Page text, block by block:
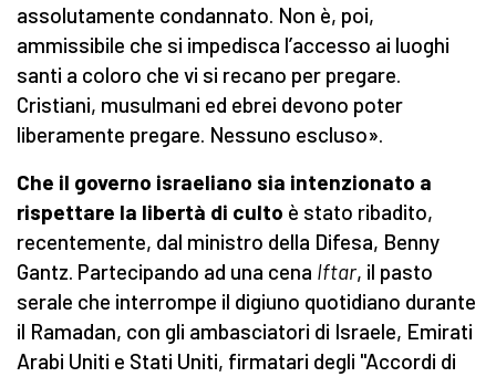
assolutamente condannato. Non è, poi,
ammissibile che si impedisca l’accesso ai luoghi
santi a coloro che vi si recano per pregare.
Cristiani, musulmani ed ebrei devono poter
liberamente pregare. Nessuno escluso».
Che il governo israeliano sia intenzionato a
rispettare la libertà di culto è stato ribadito,
recentemente, dal ministro della Difesa, Benny
Gantz. Partecipando ad una cena Iftar, il pasto
serale che interrompe il digiuno quotidiano durante
il Ramadan, con gli ambasciatori di Israele, Emirati
Arabi Uniti e Stati Uniti, firmatari degli "Accordi di